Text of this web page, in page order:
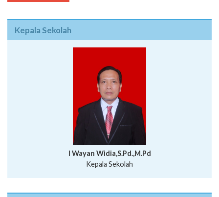
Kepala Sekolah
I Wayan Widia,S.Pd.,M.Pd
Kepala Sekolah